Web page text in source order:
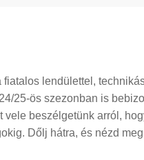
fiatalos lendülettel,
25-ös szezonban is
beszélgetünk arról,
Dőlj hátra, és nézd